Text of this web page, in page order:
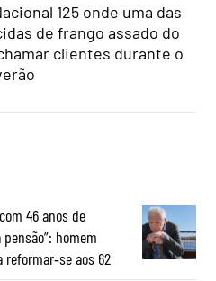
125 onde uma das
de frango assado do
clientes durante o
46 anos de
homem
aos 62